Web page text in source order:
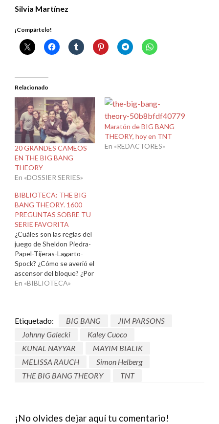
Silvia Martínez
¡Compártelo!
Relacionado
20 GRANDES CAMEOS
EN THE BIG BANG
THEORY
En «DOSSIER SERIES»
Maratón de BIG BANG
THEORY, hoy en TNT
En «REDACTORES»
BIBLIOTECA: THE BIG
BANG THEORY. 1600
PREGUNTAS SOBRE TU
SERIE FAVORITA
¿Cuáles son las reglas del
juego de Sheldon Piedra-
Papel-Tijeras-Lagarto-
Spock? ¿Cómo se averió el
ascensor del bloque? ¿Por
qué la sesión de fotos de
la respuesta a las
preguntas anteriores,
dirígete al ordenador más
cercano y empieza a…
En «BIBLIOTECA»
Etiquetado: BIG BANG
JIM PARSONS
Johnny Galecki
Kaley Cuoco
KUNAL NAYYAR
MAYIM BIALIK
MELISSA RAUCH
Simon Helberg
THE BIG BANG THEORY
TNT
¡No olvides dejar aquí tu comentario!